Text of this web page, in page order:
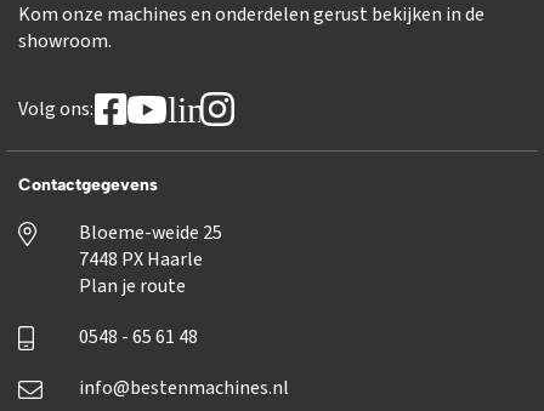
Kom onze machines en onderdelen gerust bekijken in de
showroom.
Volg ons: linkedin
Contactgegevens
Bloeme-weide 25
7448 PX Haarle
Plan je route
0548 - 65 61 48
info@bestenmachines.nl